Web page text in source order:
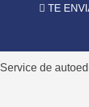
TE
Service de